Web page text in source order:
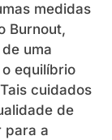
medidas
Burnout,
uma
equilíbrio
cuidados
de
para a